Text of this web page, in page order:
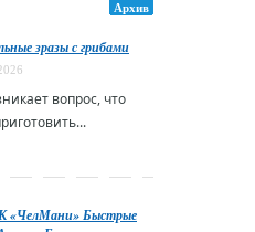
Архив
зразы с грибами
вопрос, что
Быстрые